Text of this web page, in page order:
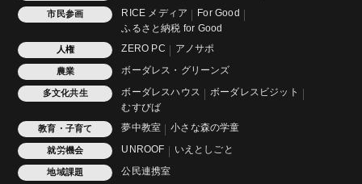
市民参画 RICE メディア
For Good
ふるさと納税 for Good
人権 ZERO PC アノサポ
農業 ボーダレス・グリーンズ
多文化共生 ボーダレスハウス
ボーダレスビジット
むすびば
教育・子育て 夢中教室 小さな森の学童
就労機会 UNROOF いえとしごと
地域課題 公民連携室